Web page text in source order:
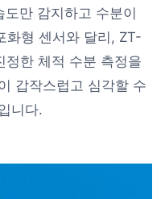
만 감지하고 수분이
화형 센서와 달리, ZT-
정한 체적 수분 측정을
갑작스럽고 심각할 수
니다.